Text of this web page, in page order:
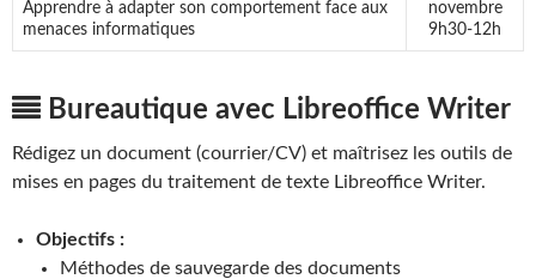
Apprendre à adapter son comportement face aux
menaces informatiques
novembre
9h30-12h
Bureautique avec Libreoffice Writer
Rédigez un document (courrier/CV) et maîtrisez les outils de
mises en pages du traitement de texte Libreoffice Writer.
Objectifs :
Méthodes de sauvegarde des documents